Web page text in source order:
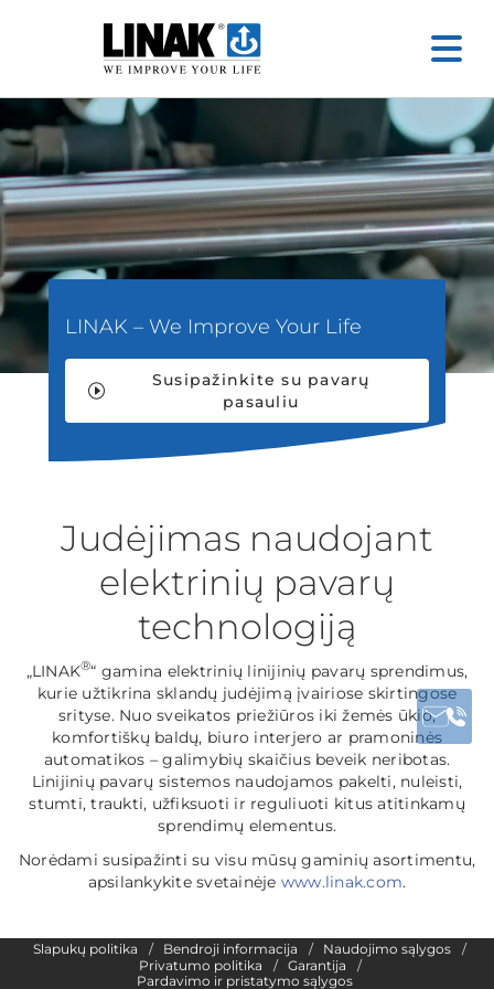
LINAK – We Improve Your Life
Susipažinkite su pavarų
pasauliu
Judėjimas naudojant
elektrinių pavarų
technologiją
„LINAK®“ gamina elektrinių linijinių pavarų sprendimus,
kurie užtikrina sklandų judėjimą įvairiose skirtingose
srityse. Nuo sveikatos priežiūros iki žemės ūkio,
komfortiškų baldų, biuro interjero ar pramoninės
automatikos – galimybių skaičius beveik neribotas.
Linijinių pavarų sistemos naudojamos pakelti, nuleisti,
stumti, traukti, užfiksuoti ir reguliuoti kitus atitinkamų
sprendimų elementus.
Norėdami susipažinti su visu mūsų gaminių asortimentu,
apsilankykite svetainėje www.linak.com.
Slapukų politika Bendroji informacija
Naudojimo sąlygos
Privatumo politika
Garantija
Pardavimo ir pristatymo sąlygos